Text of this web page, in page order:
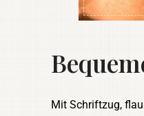
Mit Schriftzug,